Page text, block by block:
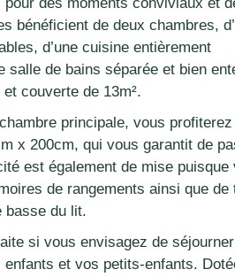
bénéficient de deux chambres,
d’une cuisine entièrement
salle de bains séparée et bien
couverte de 13m².
principale, vous profiterez
x 200cm, qui vous garantit de
est également de mise puisque
de rangements ainsi que de
basse du lit.
si vous envisagez de
et vos petits-enfants.